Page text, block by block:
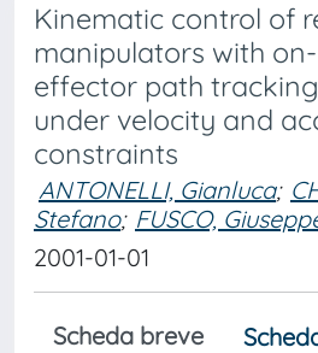
Kinematic control of
manipulators with
effector path
under velocity and
constraints
ANTONELLI, Gianluca;
Stefano; FUSCO,
2001-01-01
Scheda breve